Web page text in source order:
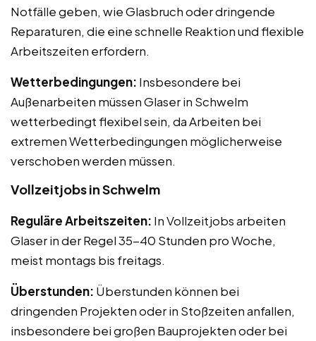
Notfälle geben, wie Glasbruch oder dringende
Reparaturen, die eine schnelle Reaktion und flexible
Arbeitszeiten erfordern.
Wetterbedingungen: Insbesondere bei
Außenarbeiten müssen Glaser in Schwelm
wetterbedingt flexibel sein, da Arbeiten bei
extremen Wetterbedingungen möglicherweise
verschoben werden müssen.
Vollzeitjobs in Schwelm
Reguläre Arbeitszeiten: In Vollzeitjobs arbeiten
Glaser in der Regel 35-40 Stunden pro Woche,
meist montags bis freitags.
Überstunden: Überstunden können bei
dringenden Projekten oder in Stoßzeiten anfallen,
insbesondere bei großen Bauprojekten oder bei